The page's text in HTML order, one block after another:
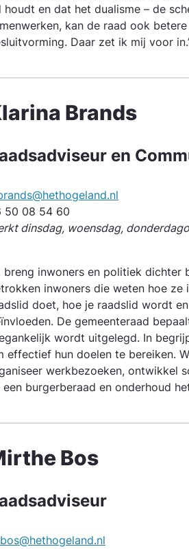
houdt en dat het dualisme – de
kan de raad ook
Daar zet ik mij voor
Brands
en
50 08 54 60
dinsdag, woensdag,
breng inwoners en politiek
inwoners die weten hoe ze
doet, hoe je raadslid wordt
De gemeente­raad
wordt uitgelegd. In
effectief hun doelen te bereiken.
werkbezoeken, ontwikkel
een burgerberaad en onderhoud
Bos